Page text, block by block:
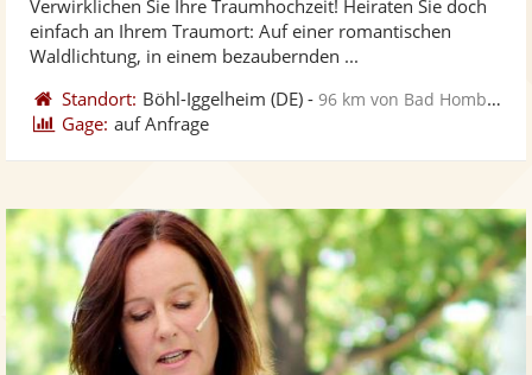
Fotos
Verwirklichen Sie Ihre Traumhochzeit! Heiraten Sie doch
einfach an Ihrem Traumort: Auf einer romantischen
Waldlichtung, in einem bezaubernden ...
Standort: Böhl-Iggelheim (DE) -96 km von Bad Homburg vor der Höhe
Gage: auf Anfrage